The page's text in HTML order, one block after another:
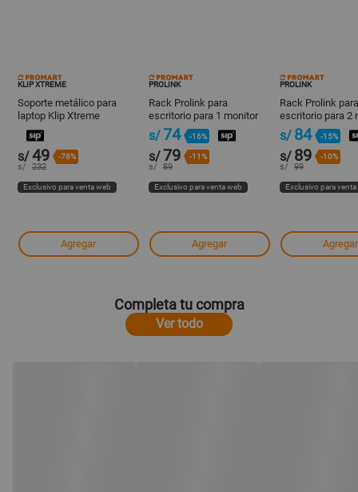
KLIP XTREME
Soporte metálico para
laptop Klip Xtreme
s/49 -78%
s/ 232
Exclusivo para venta web
Agregar
PROLINK
Rack Prolink para
escritorio para 1 monitor
17-32"
s/74 -16%
s/79 -11%
s/ 89
Exclusivo para venta web
Agregar
PROLINK
Rack Prolink para
escritorio para 2
17-32"
s/ 84 -15%
s/ 89 -10%
s/ 99
Exclusivo para
Agregar
Completa tu compra
Ver todo